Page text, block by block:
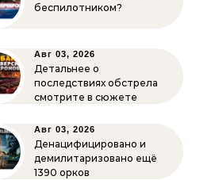
беспилотником?
Авг 03, 2026
Детальнее о
последствиях обстрела
смотрите в сюжете
Авг 03, 2026
Денацифицировано и
демилитаризовано ещё
1390 орков